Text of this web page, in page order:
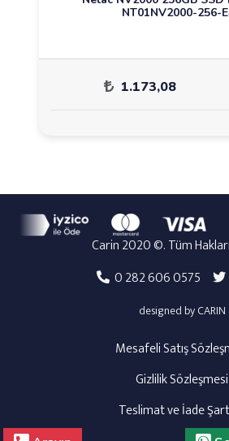
NT01NV2000-256-
1.173,08
Carin 2020 ©. Tüm Hakları
0 282 606 0575
designed by CARIN
Mesafeli Satış
Gizlilik Sözleşmesi
Teslimat ve İade